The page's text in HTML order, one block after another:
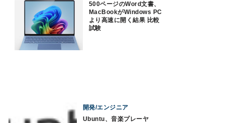
500ページのWord文書、
MacBookがWindows PC
より高速に開く結果 比較
試験
開発/エンジニア
Ubuntu、音楽プレーヤ